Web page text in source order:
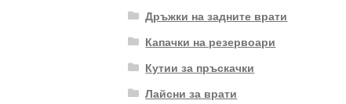
Дръжки на задните врати
Капачки на резервоари
Кутии за пръскачки
Лайсни за врати